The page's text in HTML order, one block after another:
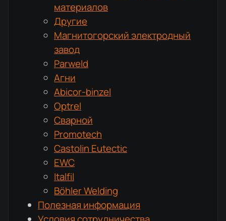
материалов
Другие
Магнитогорский электродный
завод
Parweld
Агни
Abicor-binzel
Optrel
Сварной
Promotech
Castolin Eutectic
EWC
Italfil
Böhler Welding
Полезная информация